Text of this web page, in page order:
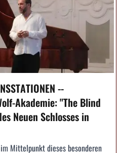
--
Akademie: "The Blind
Neuen Schlosses in
Mittelpunkt dieses besonderen